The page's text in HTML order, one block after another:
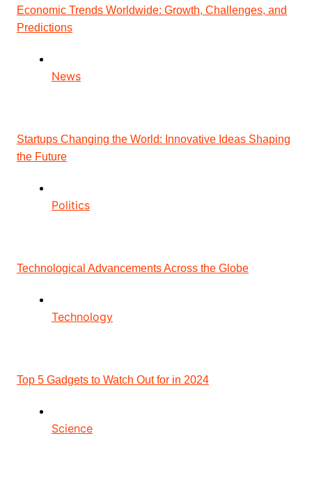
Economic Trends Worldwide: Growth, Challenges, and
Predictions
News
Startups Changing the World: Innovative Ideas Shaping
the Future
Politics
Technological Advancements Across the Globe
Technology
Top 5 Gadgets to Watch Out for in 2024
Science